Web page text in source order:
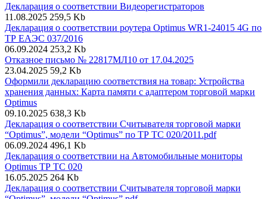
Декларация о соответствии Видеорегистраторов
11.08.2025 259,5 Kb
Декларация о соответствии роутера Optimus WR1-24015 4G по
ТР ЕАЭС 037/2016
06.09.2024 253,2 Kb
Отказное письмо № 22817МЛ10 от 17.04.2025
23.04.2025 59,2 Kb
Оформили декларацию соответствия на товар: Устройства
хранения данных: Карта памяти с адаптером торговой марки
Optimus
09.10.2025 638,3 Kb
Декларация о соответствии Считывателя торговой марки
“Optimus”, модели “Optimus” по ТР ТС 020/2011.pdf
06.09.2024 496,1 Kb
Декларация о соответствии на Автомобильные мониторы
Optimus ТР ТС 020
16.05.2025 264 Kb
Декларация о соответствии Считывателя торговой марки